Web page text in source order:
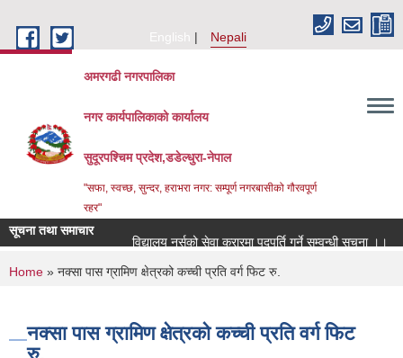
English
Nepali
अमरगढी नगरपालिका
नगर कार्यपालिकाको कार्यालय
सुदूरपश्चिम प्रदेश,डडेल्धुरा-नेपाल
"सफा, स्वच्छ, सुन्दर, हराभरा नगर: सम्पूर्ण नगरबासीको गौरवपूर्ण
रहर"
सूचना तथा समाचार
विद्यालय नर्सको सेवा करारमा पदपूर्ति गर्ने सम्वन्धी सूचना ।।
You are here
Home » नक्सा पास ग्रामिण क्षेत्रको कच्ची प्रति वर्ग फिट रु.
नक्सा पास ग्रामिण क्षेत्रको कच्ची प्रति वर्ग फिट